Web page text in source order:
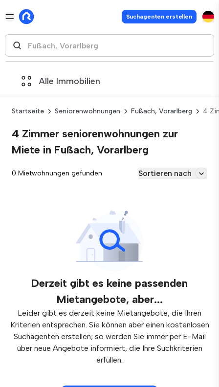
Suchagenten erstellen
Alle Immobilien
Startseite Seniorenwohnungen Fußach, Vorarlberg 4
4 Zimmer seniorenwohnungen zur
Miete in Fußach, Vorarlberg
0 Mietwohnungen gefunden Sortieren nach
Derzeit gibt es keine passenden
Mietangebote, aber...
Leider gibt es derzeit keine Mietangebote, die Ihren
Kriterien entsprechen. Sie können aber einen kostenlosen
Suchagenten erstellen; so werden Sie immer per E-Mail
über neue Angebote informiert, die Ihre Suchkriterien
erfüllen.